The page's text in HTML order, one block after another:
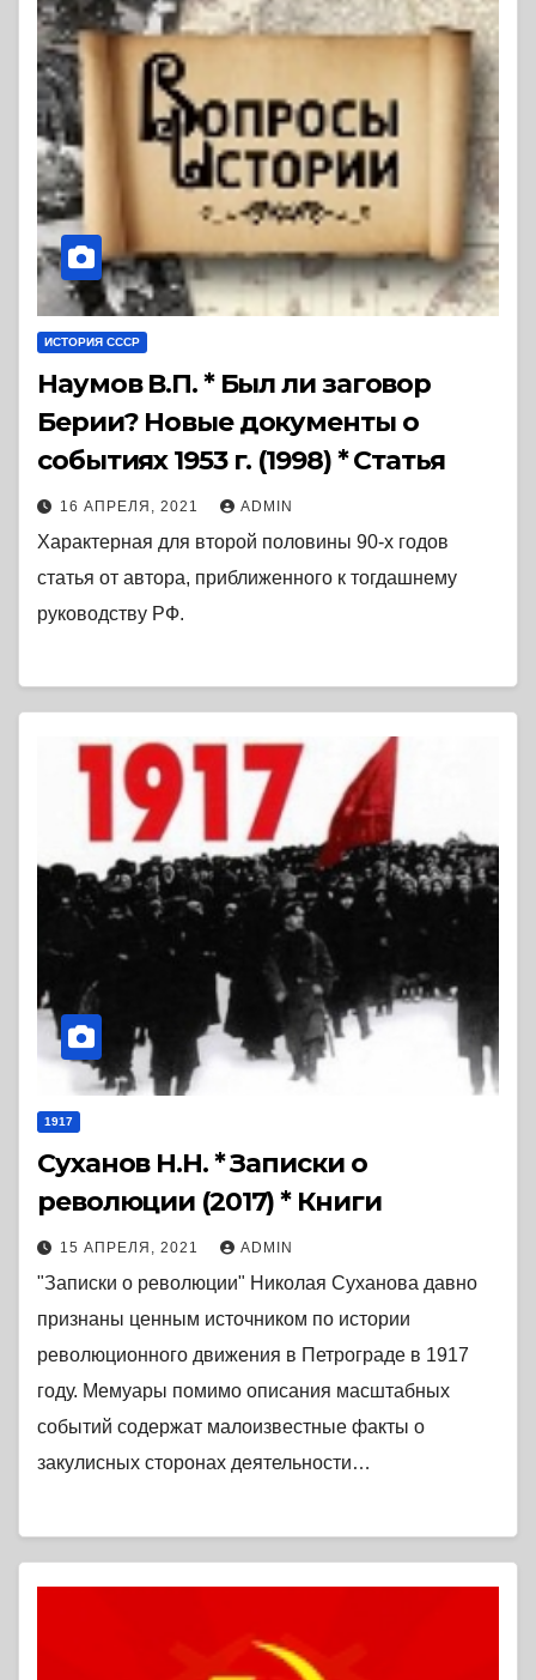
ИСТОРИЯ СССР
Наумов В.П. * Был ли заговор
Берии? Новые документы о
событиях 1953 г. (1998) * Статья
16 АПРЕЛЯ, 2021 ADMIN
Характерная для второй половины 90-х годов
статья от автора, приближенного к тогдашнему
руководству РФ.
1917
Суханов Н.Н. * Записки о
революции (2017) * Книги
15 АПРЕЛЯ, 2021 ADMIN
"Записки о революции" Николая Суханова давно
признаны ценным источником по истории
революционного движения в Петрограде в 1917
году. Мемуары помимо описания масштабных
событий содержат малоизвестные факты о
закулисных сторонах деятельности…